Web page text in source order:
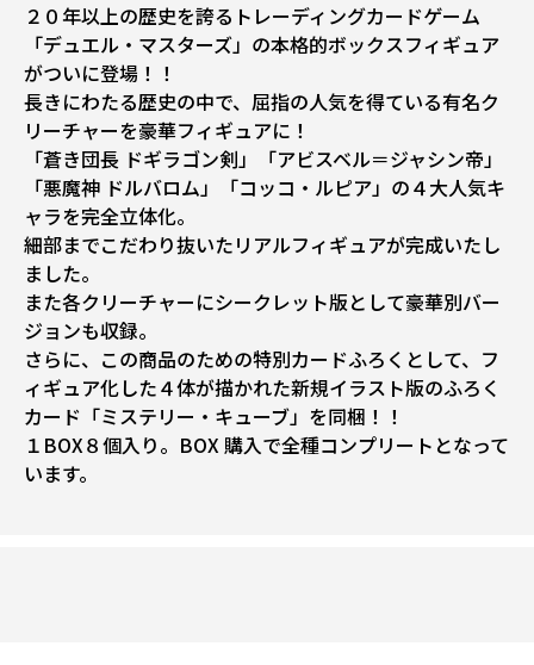
２０年以上の歴史を誇るトレーディングカードゲーム
「デュエル・マスターズ」の本格的ボックスフィギュア
がついに登場！！
長きにわたる歴史の中で、屈指の人気を得ている有名ク
リーチャーを豪華フィギュアに！
「蒼き団長 ドギラゴン剣」「アビスベル＝ジャシン帝」
「悪魔神 ドルバロム」「コッコ・ルピア」の４大人気キ
ャラを完全立体化。
細部までこだわり抜いたリアルフィギュアが完成いたし
ました。
また各クリーチャーにシークレット版として豪華別バー
ジョンも収録。
さらに、この商品のための特別カードふろくとして、フ
ィギュア化した４体が描かれた新規イラスト版のふろく
カード「ミステリー・キューブ」を同梱！！
１BOX８個入り。BOX 購入で全種コンプリートとなって
います。